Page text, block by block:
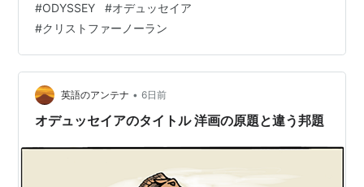
上回る映画でした、素晴らしい。 自分は観終わった後に
すぐその映画の事を調べたりすることも余りしないので
すが、今回は観た当日、次の日と映画の事が気になって
色々と調べてしまいました。 というのも、この映画は神
話が元になっているのですが、その元の話を私は読んで
いないので…
#ODYSSEY #オデュッセイア
#クリストファーノーラン
英語のアンテナ • 6日前
オデュッセイアのタイトル 洋画の原題と違う邦題